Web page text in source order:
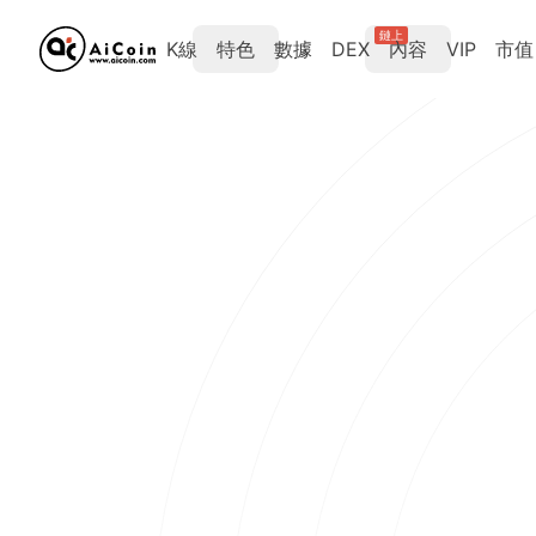
K線 特色 數據 DEX
鏈上
內容 VIP 市值